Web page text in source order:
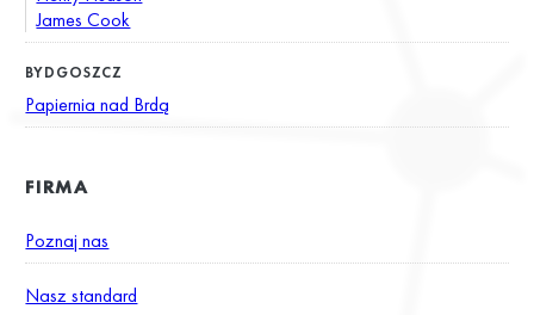
James Cook
BYDGOSZCZ
Papiernia nad Brdą
FIRMA
Poznaj nas
Nasz standard